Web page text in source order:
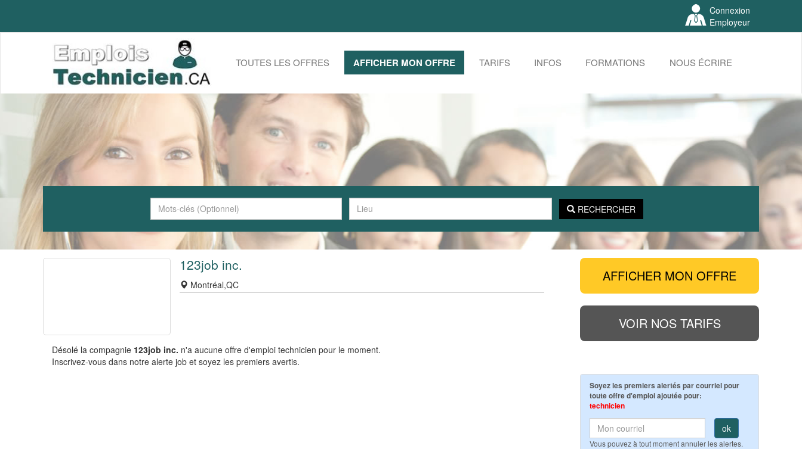
Connexion
Employeur
TOUTES LES OFFRES AFFICHER MON OFFRE TARIFS INFOS FORMATIONS NOUS ÉCRIRE
RECHERCHER
123job inc.
Montréal,QC
Désolé la compagnie 123job inc. n'a aucune offre d'emploi technicien pour le moment.
Inscrivez-vous dans notre alerte job et soyez les premiers avertis.
AFFICHER MON OFFRE
VOIR NOS TARIFS
Soyez les premiers alertés par courriel pour
toute offre d'emploi ajoutée pour:
technicien
ok
Vous pouvez à tout moment annuler les alertes.